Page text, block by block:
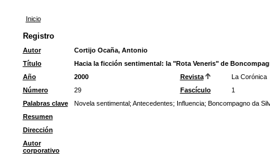
Inicio
Registro
Autor
Cortijo Ocaña, Antonio
Título
Hacia la ficción sentimental: la "Rota Veneris" de
Año
2000 Revista
La Corónica
Número
29 Fascículo
1
Palabras clave
Novela sentimental; Antecedentes; Influencia; Boncompagno da
Resumen
Dirección
Autor
corporativo